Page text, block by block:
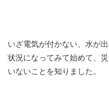
いざ電気が付かない、水が
状況になってみて始めて、
いないことを知りました。